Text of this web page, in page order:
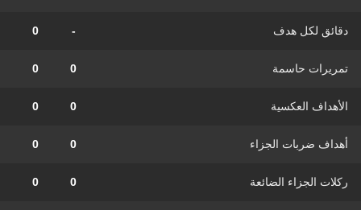
دقائق لكل هدف -
0
تمريرات حاسمة 0
0
الأهداف العكسية 0
0
أهداف ضربات الجزاء 0
0
ركلات الجزاء الضائعة 0
0